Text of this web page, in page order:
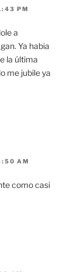
PM
a
Ya habia
la última
me jubile ya
AM
como casi